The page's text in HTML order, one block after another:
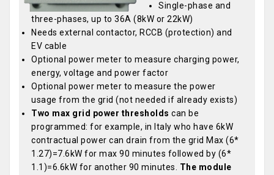
Single-phase and
three-phases, up to 36A (8kW or 22kW)
Needs external contactor, RCCB (protection) and
EV cable
Optional power meter to measure charging power,
energy, voltage and power factor
Optional power meter to measure the power
usage from the grid (not needed if already exists)
Two max grid power thresholds can be
programmed: for example, in Italy who have 6kW
contractual power can drain from the grid Max (6*
1.27)=7.6kW for max 90 minutes followed by (6*
1.1)=6.6kW for another 90 minutes. The module